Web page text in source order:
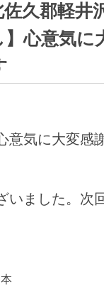
佐久郡軽
心意気に
意気に大変感
いました。次